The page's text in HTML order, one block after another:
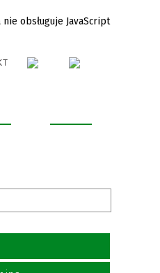
obsługuje JavaScript